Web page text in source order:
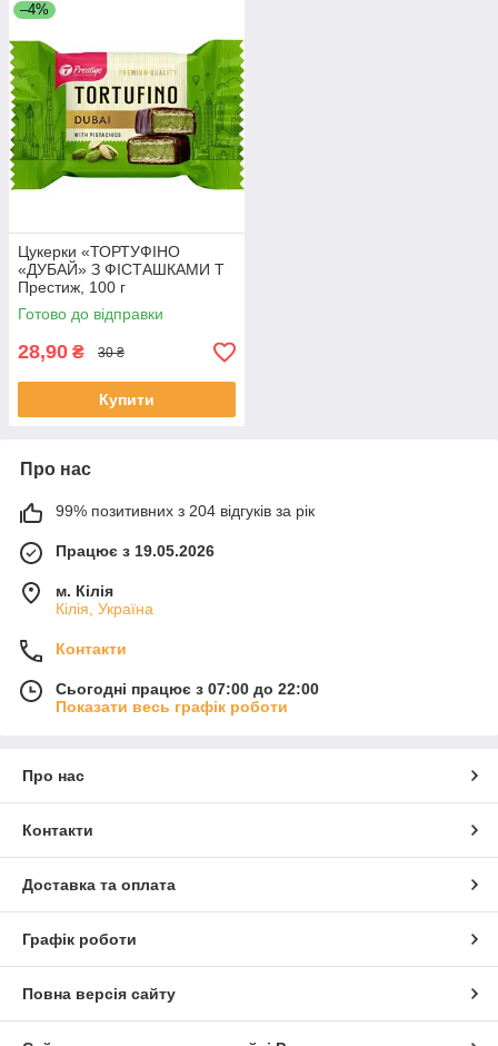
–4%
Цукерки «ТОРТУФІНО
«ДУБАЙ» З ФІСТАШКАМИ Т
Престиж, 100 г
Готово до відправки
28,90 ₴ 30 ₴
Купити
Про нас
99% позитивних з 204 відгуків за рік
Працює з 19.05.2026
м. Кілія
Кілія, Україна
Контакти
Сьогодні працює з 07:00 до 22:00
Показати весь графік роботи
Про нас
Контакти
Доставка та оплата
Графік роботи
Повна версія сайту